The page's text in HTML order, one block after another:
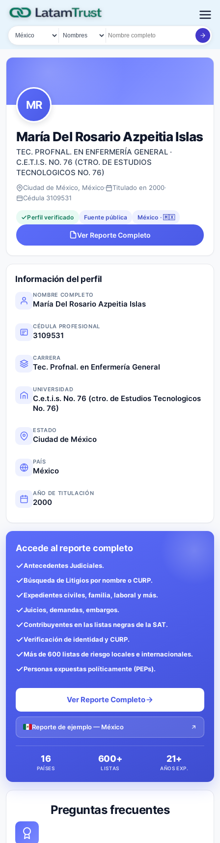
País
Tipo de búsqueda
Nombre o documento
MR
María Del Rosario Azpeitia Islas
TEC. PROFNAL. EN ENFERMERÍA GENERAL ·
C.E.T.I.S. NO. 76 (CTRO. DE ESTUDIOS
TECNOLOGICOS NO. 76)
Ciudad de México, México
Titulado en 2000
Cédula 3109531
Perfil verificado Fuente pública México · 🇲🇽
Ver Reporte Completo
Información del perfil
NOMBRE COMPLETO
María Del Rosario Azpeitia Islas
CÉDULA PROFESIONAL
3109531
CARRERA
Tec. Profnal. en Enfermería General
UNIVERSIDAD
C.e.t.i.s. No. 76 (ctro. de Estudios Tecnologicos
No. 76)
ESTADO
Ciudad de México
PAÍS
México
AÑO DE TITULACIÓN
2000
Preguntas frecuentes
Accede al reporte completo
Antecedentes Judiciales.
Búsqueda de Litigios por nombre o CURP.
Expedientes civiles, familia, laboral y más.
Juicios, demandas, embargos.
Contribuyentes en las listas negras de la SAT.
Verificación de identidad y CURP.
Más de 600 listas de riesgo locales e internacionales.
Personas expuestas políticamente (PEPs).
Ver Reporte Completo
Reporte de ejemplo — México
16
PAÍSES
600+
LISTAS
21+
AÑOS EXP.